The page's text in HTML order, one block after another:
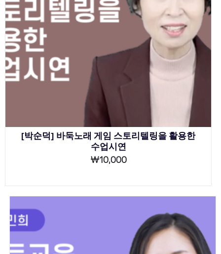
[박순덕] 바둑노래 게임 스토리텔링을 활용한
수업시연
₩10,000